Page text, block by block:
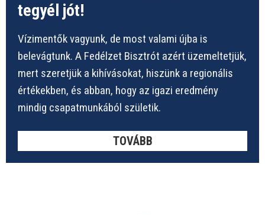
tegyél jót!
Vízimentők vagyunk, de most valami újba is
belevágtunk. A Fedélzet Bisztrót azért üzemeltetjük,
mert szeretjük a kihívásokat, hiszünk a regionális
értékekben, és abban, hogy az igazi eredmény
mindig csapatmunkából születik.
TOVÁBB